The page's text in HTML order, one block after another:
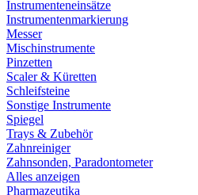
Instrumenteneinsätze
Instrumentenmarkierung
Messer
Mischinstrumente
Pinzetten
Scaler & Küretten
Schleifsteine
Sonstige Instrumente
Spiegel
Trays & Zubehör
Zahnreiniger
Zahnsonden, Paradontometer
Alles anzeigen
Pharmazeutika